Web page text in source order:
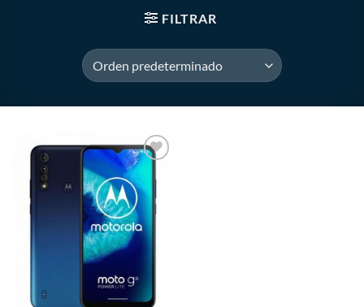
FILTRAR
a la
lista de
deseos